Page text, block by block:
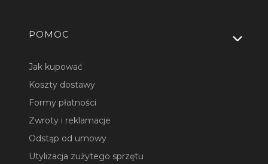
Linki w stopce
POMOC
Jak kupować
Koszty dostawy
Formy płatności
Zwroty i reklamacje
Odstąp od umowy
Utylizacja zużytego sprzętu